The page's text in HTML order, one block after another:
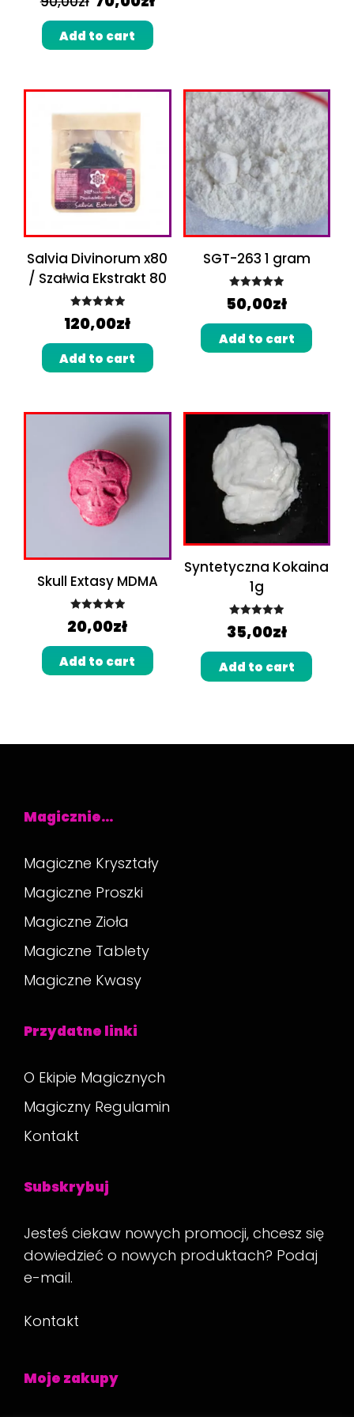
Add to cart
Salvia Divinorum x80
/ Szałwia Ekstrakt 80
Rated5.00
out of 5
120,00zł
Add to cart
SGT-263 1 gram
Rated 5.00
out of 5
50,00zł
Add to cart
Skull Extasy MDMA
Rated 5.00
out of 5
20,00zł
Add to cart
Syntetyczna Kokaina
1g
Rated 5.00
out of 5
35,00zł
Add to cart
Magicznie…
Magiczne Kryształy
Magiczne Proszki
Magiczne Zioła
Magiczne Tablety
Magiczne Kwasy
Przydatne linki
O Ekipie Magicznych
Magiczny Regulamin
Kontakt
Subskrybuj
Jesteś ciekaw nowych promocji, chcesz się
dowiedzieć o nowych produktach? Podaj
e-mail.
Kontakt
Moje zakupy